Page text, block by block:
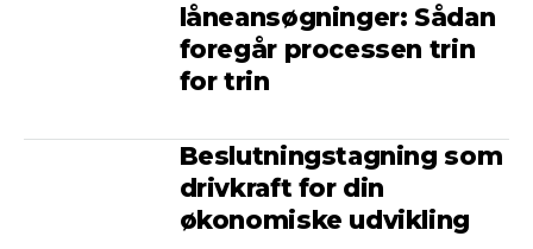
låneansøgninger: Sådan
foregår processen trin
for trin
Beslutningstagning som
drivkraft for din
økonomiske udvikling